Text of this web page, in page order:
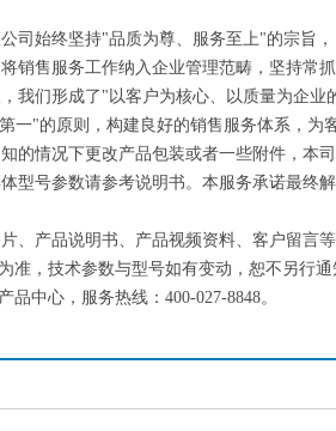
司始终坚持"品质为尊、服务至上"的宗旨
销售服务工作纳入企业管理范畴，坚持常
我们形成了"以客户为核心、以质量为企
一"的原则，构建良好的销售服务体系，
的情况下更改产品包装或者一些附件，本
型号参数请参考说明书。本服务承诺最终
、产品说明书、产品视频资料、客户留言
准，技术参数与型号如有变动，恕不另
中心，服务热线：400-027-8848。